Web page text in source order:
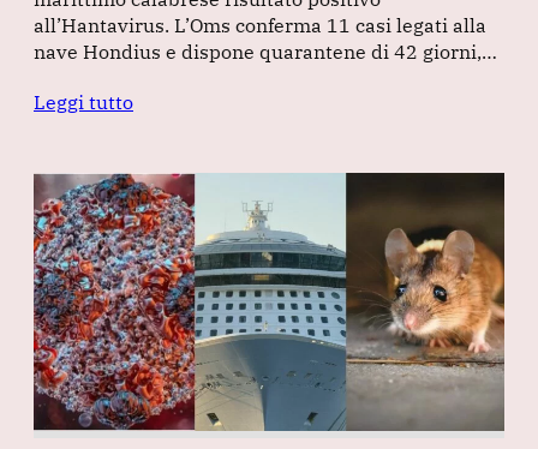
all’Hantavirus. L’Oms conferma 11 casi legati alla
nave Hondius e dispone quarantene di 42 giorni,…
Leggi tutto